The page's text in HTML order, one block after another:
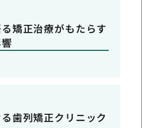
矯正治療がもたらす
歯列矯正クリニック